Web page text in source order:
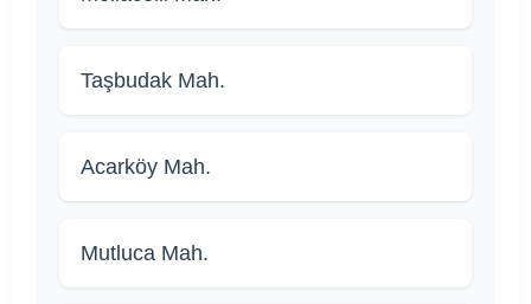
Taşbudak Mah.
Acarköy Mah.
Mutluca Mah.